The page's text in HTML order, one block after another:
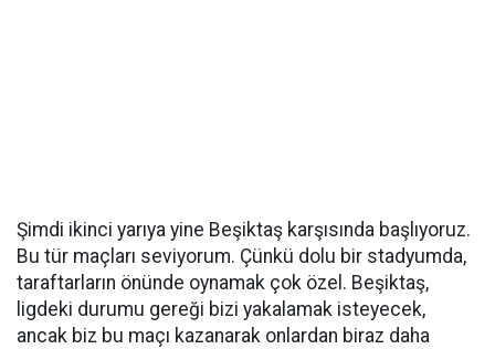
Şimdi ikinci yarıya yine Beşiktaş karşısında başlıyoruz.
Bu tür maçları seviyorum. Çünkü dolu bir stadyumda,
taraftarların önünde oynamak çok özel. Beşiktaş,
ligdeki durumu gereği bizi yakalamak isteyecek,
ancak biz bu maçı kazanarak onlardan biraz daha